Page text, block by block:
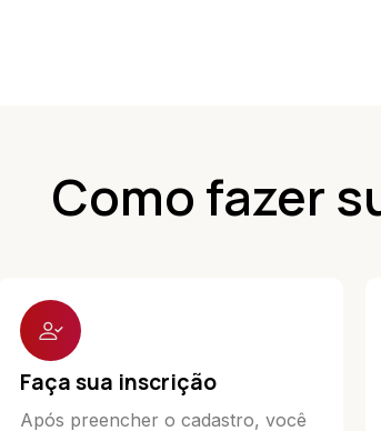
Como fazer
Faça sua inscrição
Após preencher o cadastro, você